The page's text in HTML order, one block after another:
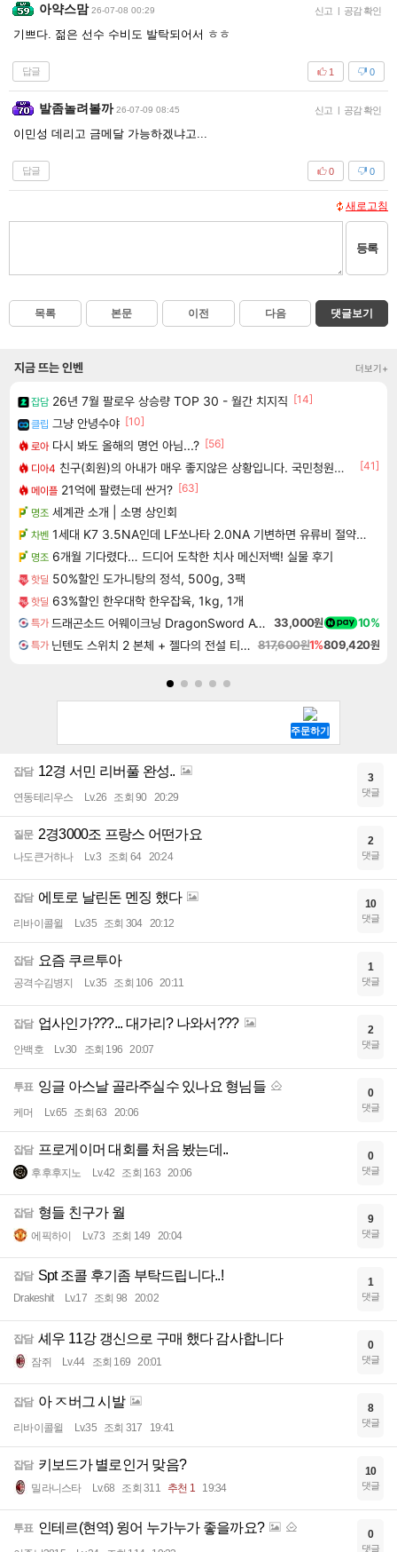
아약스맘 26-07-08 00:29 신고 | 공감 확인
기쁘다. 젊은 선수 수비도 발탁되어서 ㅎㅎ
답글 0
1
발좀놀려볼까 26-07-09 08:45 신고 | 공감 확인
이민성 데리고 금메달 가능하겠냐고...
답글 0
0
새로고침
등록
목록 본문 이전 다음 댓글보기
지금 뜨는 인벤 더보기+
잡담 26년 7월 팔로우 상승량 TOP 30 - 월간 치지직 [14]
클립 그냥 안녕수야 [10]
로아 다시 봐도 올해의 명언 아님...? [56]
디아4 친구(회원)의 아내가 매우 좋지않은 상황입니다. 국민청원동의를 부탁드립니다.(췌장암 신약)
[41]
메이플 21억에 팔렸는데 싼거? [63]
명조 세계관 소개 | 소명 상인회
차벤 1세대 K7 3.5NA인데 LF쏘나타 2.0NA 기변하면 유류비 절약이 얼마나 될까요..?
명조 6개월 기다렸다… 드디어 도착한 치사 메신저백! 실물 후기
핫딜 50%할인 도가니탕의 정석, 500g, 3팩
핫딜 63%할인 한우대학 한우잡육, 1kg, 1개
특가 드래곤소드 어웨이크닝 DragonSword Awakening 33,000원 10%
특가 닌텐도 스위치 2 본체 + 젤다의 전설 티어스 오브 더 킹덤 닌텐도 스위치 2 에디션 + 젤다의 전설 브레스 오브 더 와일드 닌텐도 스위치 2 에디션 번들 817,600원1%809,420원
잡담 12경 서민 리버풀 완성..
연동테리우스 Lv.26 조회 90 20:29
3
댓글
질문 2경3000조 프랑스 어떤가요
나도큰거하나 Lv.3 조회 64 20:24
2
댓글
잡담 에토로 날린돈 멘징 했다
리바이콜윌 Lv.35 조회 304 20:12
10
댓글
잡담 요즘 쿠르투아
공격수김병지 Lv.35 조회 106 20:11
1
댓글
잡담 업사인가???... 대가리? 나와서???
안백호 Lv.30 조회 196 20:07
2
댓글
투표 잉글 아스날 골라주실수 있나요 형님들
케머 Lv.65 조회 63 20:06
0
댓글
잡담 프로게이머 대회를 처음 봤는데..
후후후지노 Lv.42 조회 163 20:06
0
댓글
잡담 형들 친구가 월
에픽하이 Lv.73 조회 149 20:04
9
댓글
잡담 Spt 조콜 후기좀 부탁드립니다..!
Drakeshit Lv.17 조회 98 20:02
1
댓글
잡담 셰우 11강 갱신으로 구매 했다 감사합니다
잠쥐 Lv.44 조회 169 20:01
0
댓글
잡담 아 ㅈ버그 시발
리바이콜윌 Lv.35 조회 317 19:41
8
댓글
잡담 키보드가 별로인거 맞음?
밀라니스타 Lv.68 조회 311 추천 1 19:34
10
댓글
투표 인테르(현역) 윙어 누가누가 좋을까요? 0
댓글